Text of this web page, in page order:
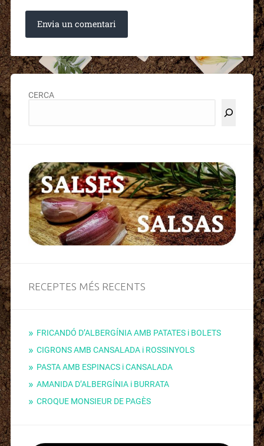
CERCA
RECEPTES MÉS RECENTS
FRICANDÓ D’ALBERGÍNIA AMB PATATES i BOLETS
CIGRONS AMB CANSALADA i ROSSINYOLS
PASTA AMB ESPINACS i CANSALADA
AMANIDA D’ALBERGÍNIA i BURRATA
CROQUE MONSIEUR DE PAGÈS